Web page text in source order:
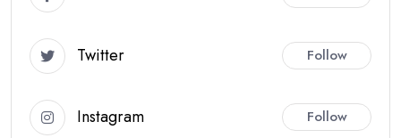
Twitter Follow
Instagram Follow